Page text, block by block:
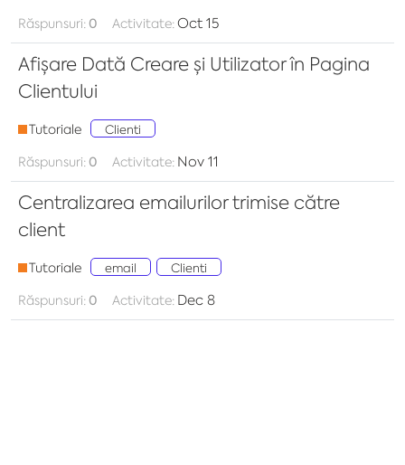
Răspunsuri:0 Activitate:Oct 15
Afișare Dată Creare și Utilizator în Pagina
Clientului
Tutoriale Clienti
Răspunsuri:0 Activitate: Nov 11
Centralizarea emailurilor trimise către
client
Tutoriale email Clienti
Răspunsuri:0 Activitate: Dec 8